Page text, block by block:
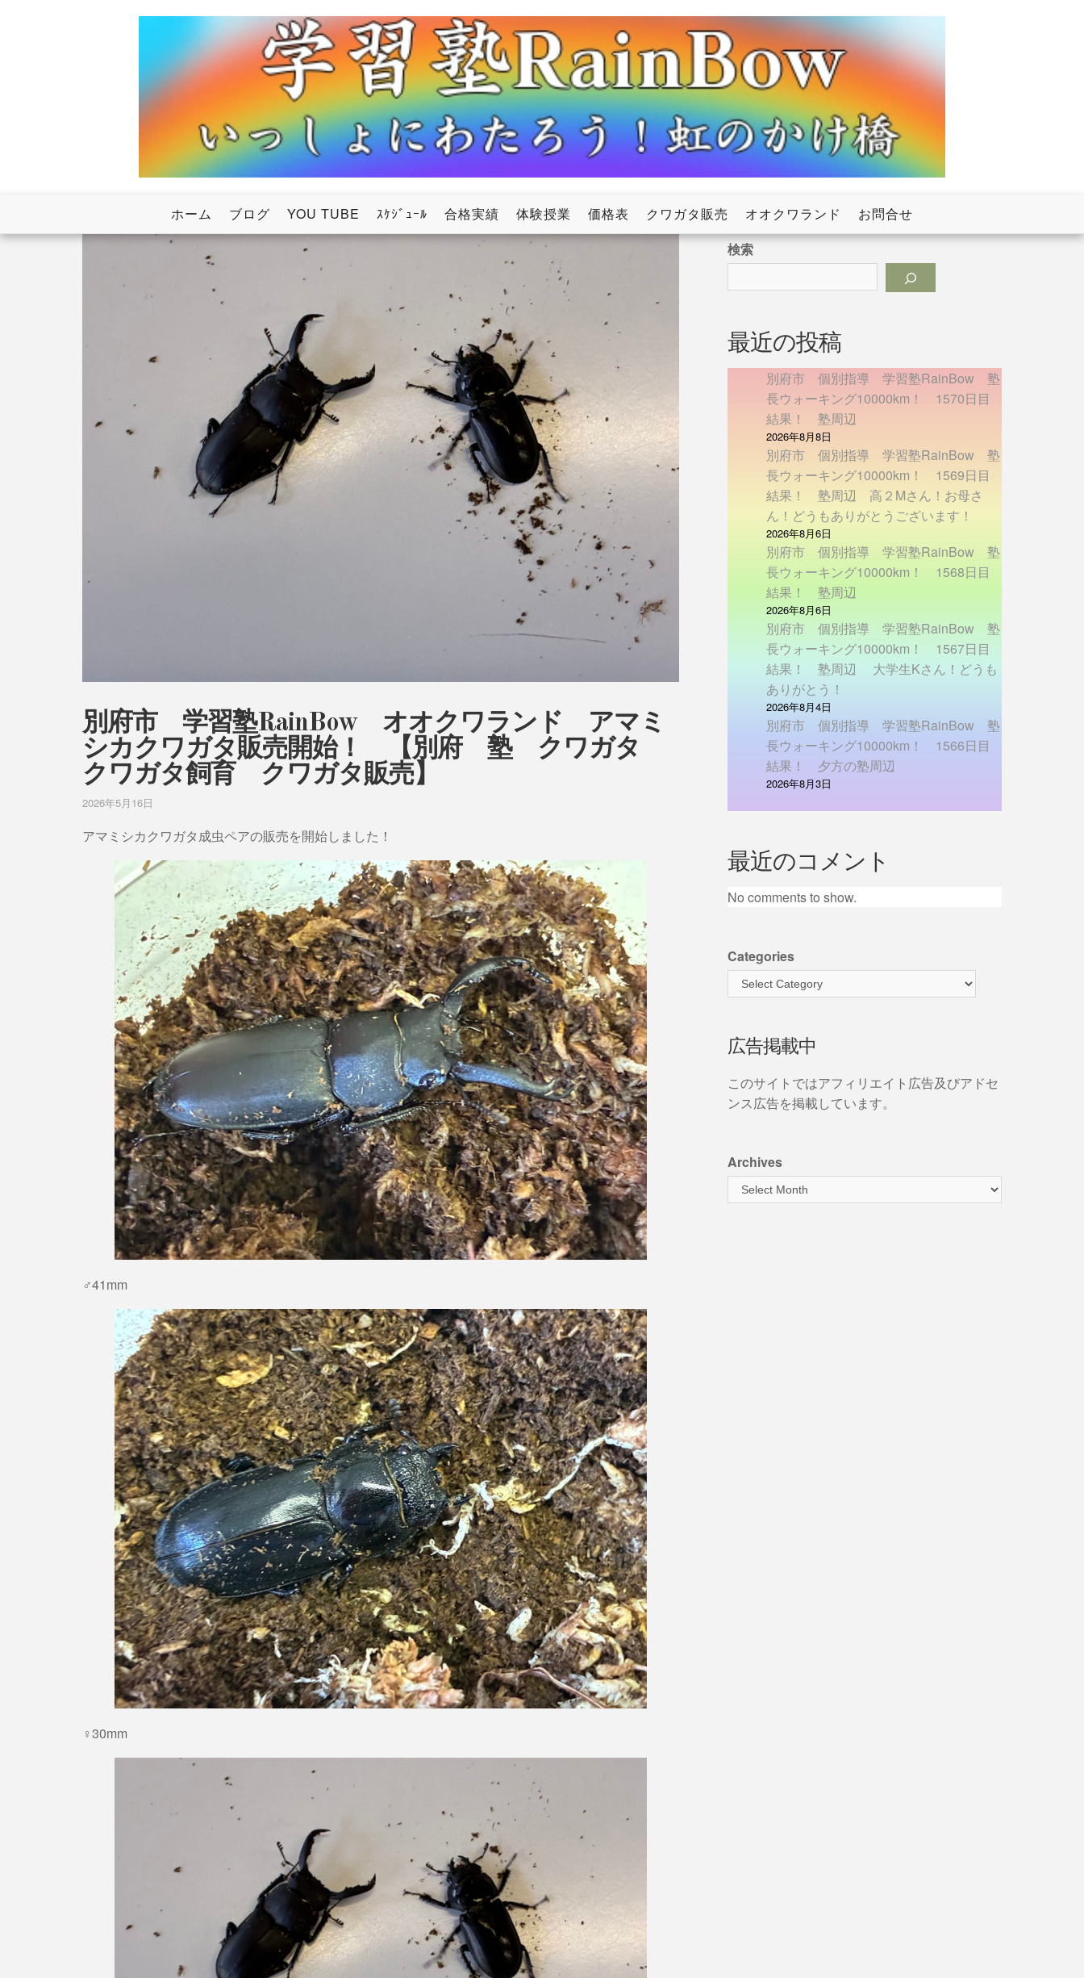
学習塾RainBow
ホーム ブログ YOU TUBE ｽｹｼﾞｭｰﾙ 合格実績 体験授業 価格表 クワガタ販売 オオクワランド お問合せ
別府市 学習塾RainBow オオクワランド アマミ
シカクワガタ販売開始！ 【別府 塾 クワガタ
クワガタ飼育 クワガタ販売】
2026年5月16日
アマミシカクワガタ成虫ペアの販売を開始しました！
♂41mm
♀30mm
検索
最近の投稿
別府市 個別指導 学習塾RainBow 塾
長ウォーキング10000km！ 1570日目
結果！ 塾周辺
2026年8月8日
別府市 個別指導 学習塾RainBow 塾
長ウォーキング10000km！ 1569日目
結果！ 塾周辺 高２Mさん！お母さ
ん！どうもありがとうございます！
2026年8月6日
別府市 個別指導 学習塾RainBow 塾
長ウォーキング10000km！ 1568日目
結果！ 塾周辺
2026年8月6日
別府市 個別指導 学習塾RainBow 塾
長ウォーキング10000km！ 1567日目
結果！ 塾周辺 大学生Kさん！どうも
ありがとう！
2026年8月4日
別府市 個別指導 学習塾RainBow 塾
長ウォーキング10000km！ 1566日目
結果！ 夕方の塾周辺
2026年8月3日
最近のコメント
No comments to show.
Categories
広告掲載中
このサイトではアフィリエイト広告及びアドセ
ンス広告を掲載しています。
Archives